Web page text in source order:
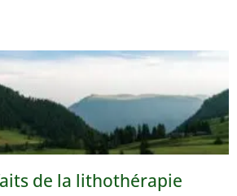
de la lithothérapie